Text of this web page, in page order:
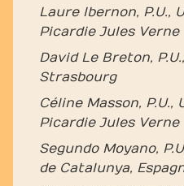
Laure Ibernon, P.U.,
Picardie Jules Verne
David Le Breton,
Strasbourg
Céline Masson, P.U.,
Picardie Jules Verne
Segundo Moyano,
de Catalunya,